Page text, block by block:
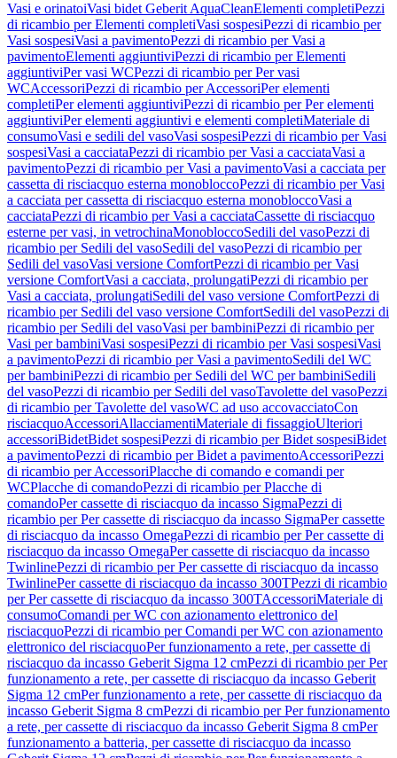
Vasi e orinatoiVasi bidet Geberit AquaCleanElementi completiPezzi
di ricambio per Elementi completiVasi sospesiPezzi di ricambio per
Vasi sospesiVasi a pavimentoPezzi di ricambio per Vasi a
pavimentoElementi aggiuntiviPezzi di ricambio per Elementi
aggiuntiviPer vasi WCPezzi di ricambio per Per vasi
WCAccessoriPezzi di ricambio per AccessoriPer elementi
completiPer elementi aggiuntiviPezzi di ricambio per Per elementi
aggiuntiviPer elementi aggiuntivi e elementi completiMateriale di
consumoVasi e sedili del vasoVasi sospesiPezzi di ricambio per Vasi
sospesiVasi a cacciataPezzi di ricambio per Vasi a cacciataVasi a
pavimentoPezzi di ricambio per Vasi a pavimentoVasi a cacciata per
cassetta di risciacquo esterna monobloccoPezzi di ricambio per Vasi
a cacciata per cassetta di risciacquo esterna monobloccoVasi a
cacciataPezzi di ricambio per Vasi a cacciataCassette di risciacquo
esterne per vasi, in vetrochinaMonobloccoSedili del vasoPezzi di
ricambio per Sedili del vasoSedili del vasoPezzi di ricambio per
Sedili del vasoVasi versione ComfortPezzi di ricambio per Vasi
versione ComfortVasi a cacciata, prolungatiPezzi di ricambio per
Vasi a cacciata, prolungatiSedili del vaso versione ComfortPezzi di
ricambio per Sedili del vaso versione ComfortSedili del vasoPezzi di
ricambio per Sedili del vasoVasi per bambiniPezzi di ricambio per
Vasi per bambiniVasi sospesiPezzi di ricambio per Vasi sospesiVasi
a pavimentoPezzi di ricambio per Vasi a pavimentoSedili del WC
per bambiniPezzi di ricambio per Sedili del WC per bambiniSedili
del vasoPezzi di ricambio per Sedili del vasoTavolette del vasoPezzi
di ricambio per Tavolette del vasoWC ad uso accovacciatoCon
risciacquoAccessoriAllacciamentiMateriale di fissaggioUlteriori
accessoriBidetBidet sospesiPezzi di ricambio per Bidet sospesiBidet
a pavimentoPezzi di ricambio per Bidet a pavimentoAccessoriPezzi
di ricambio per AccessoriPlacche di comando e comandi per
WCPlacche di comandoPezzi di ricambio per Placche di
comandoPer cassette di risciacquo da incasso SigmaPezzi di
ricambio per Per cassette di risciacquo da incasso SigmaPer cassette
di risciacquo da incasso OmegaPezzi di ricambio per Per cassette di
risciacquo da incasso OmegaPer cassette di risciacquo da incasso
TwinlinePezzi di ricambio per Per cassette di risciacquo da incasso
TwinlinePer cassette di risciacquo da incasso 300TPezzi di ricambio
per Per cassette di risciacquo da incasso 300TAccessoriMateriale di
consumoComandi per WC con azionamento elettronico del
risciacquoPezzi di ricambio per Comandi per WC con azionamento
elettronico del risciacquoPer funzionamento a rete, per cassette di
risciacquo da incasso Geberit Sigma 12 cmPezzi di ricambio per Per
funzionamento a rete, per cassette di risciacquo da incasso Geberit
Sigma 12 cmPer funzionamento a rete, per cassette di risciacquo da
incasso Geberit Sigma 8 cmPezzi di ricambio per Per funzionamento
a rete, per cassette di risciacquo da incasso Geberit Sigma 8 cmPer
funzionamento a batteria, per cassette di risciacquo da incasso